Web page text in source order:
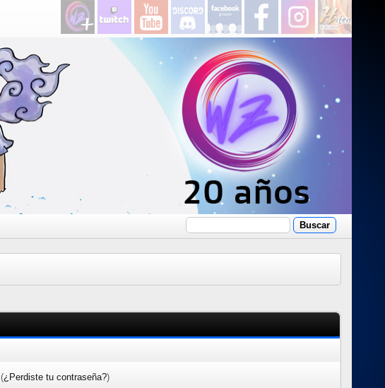
(¿Perdiste tu contraseña?)